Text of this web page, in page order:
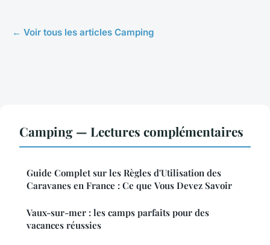
← Voir tous les articles Camping
Camping — Lectures complémentaires
Guide Complet sur les Règles d'Utilisation des
Caravanes en France : Ce que Vous Devez Savoir
Vaux-sur-mer : les camps parfaits pour des
vacances réussies